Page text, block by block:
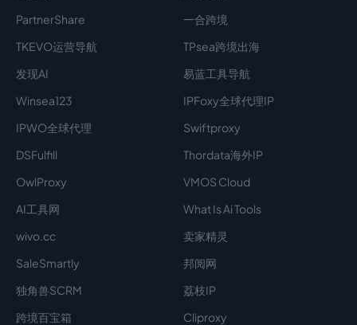
PartnerShare
一合跨境
TKEVO运营导航
TPsea跨境出海
发现AI
易蓝工具导航
Winsea123
IPFoxy全球代理IP
IPWO全球代理
Swiftproxy
DSFulfill
Thordata海外IP
OwlProxy
VMOS Cloud
AI工具网
What Is Ai Tools
wivo.cc
卖家精灵
SaleSmartly
邦阅网
独角兽SCRM
荔枝IP
跨境百宝箱
Cliproxy